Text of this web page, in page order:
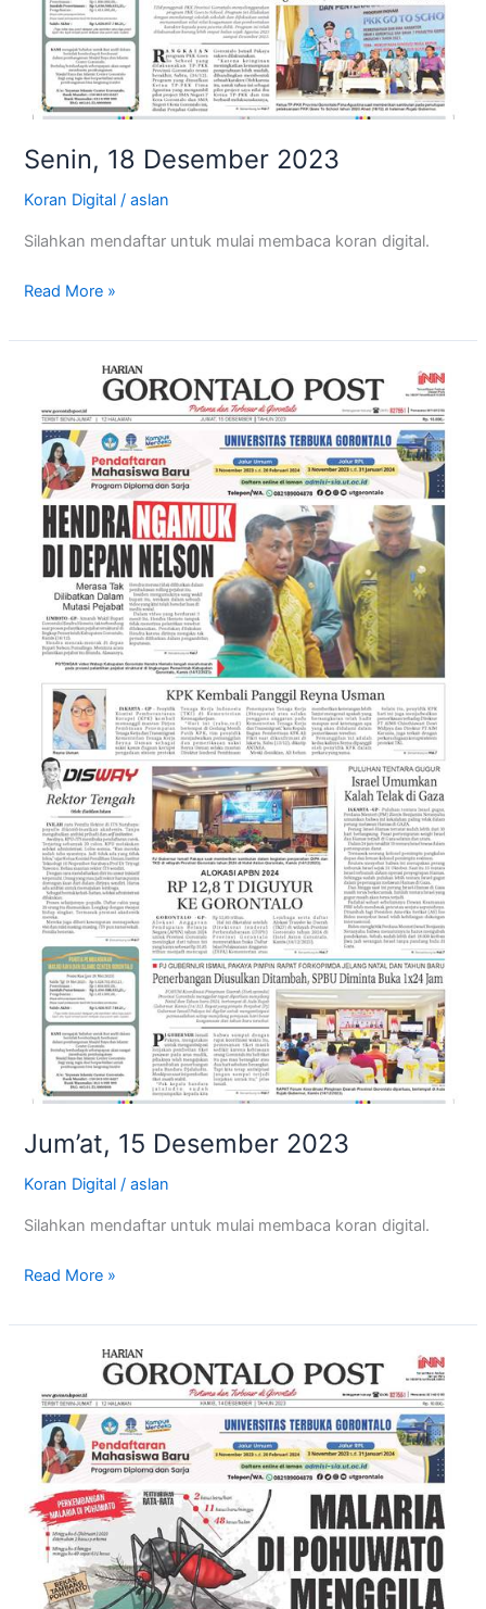
Senin, 18 Desember 2023
Koran Digital /aslan
Silahkan mendaftar untuk mulai membaca koran digital.
Read More »
Jum’at, 15 Desember 2023
Koran Digital /aslan
Silahkan mendaftar untuk mulai membaca koran digital.
Desember
2023
Read More »
Desember
2023